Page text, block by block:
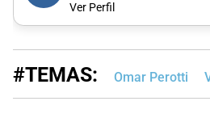
Ver Perfil
#TEMAS: Omar Perotti